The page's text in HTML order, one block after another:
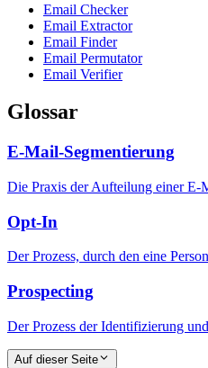
Email Checker
Email Extractor
Email Finder
Email Permutator
Email Verifier
Glossar
E-Mail-Segmentierung
Die Praxis der Aufteilung einer E-
Opt-In
Der Prozess, durch den eine
Prospecting
Der Prozess der Identifizierung
Auf dieser Seite